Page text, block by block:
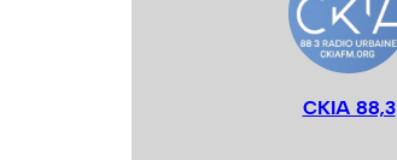
CKIA 88,3